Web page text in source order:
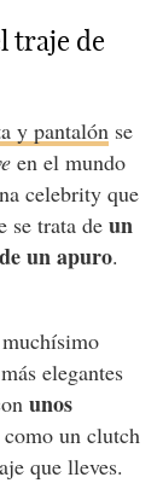
traje de
y pantalónse
en el mundo
celebrity que
se trata de un
un apuro.
elegantes
unos
un clutch
que lleves.